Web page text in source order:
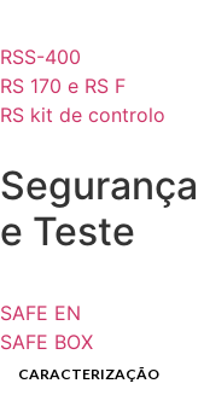
RSS-400
RS 170 e RS F
RS kit de controlo
Segurança
e Teste
SAFE EN
SAFE BOX
CARACTERIZAÇÃO